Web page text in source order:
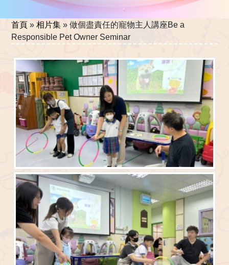
首頁 »相片集 »做個盡責任的寵物主人講座Be a
Responsible Pet Owner Seminar